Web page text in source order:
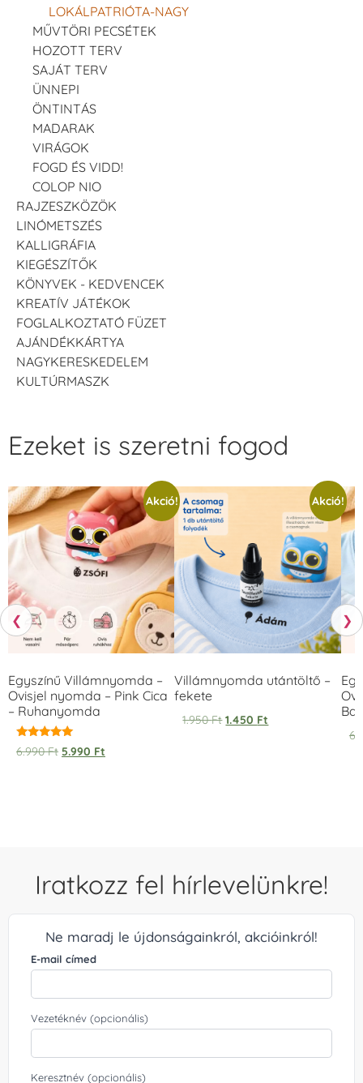
LOKÁLPATRIÓTA-NAGY
MŰVTÖRI PECSÉTEK
HOZOTT TERV
SAJÁT TERV
ÜNNEPI
ÖNTINTÁS
MADARAK
VIRÁGOK
FOGD ÉS VIDD!
COLOP NIO
RAJZESZKÖZÖK
LINÓMETSZÉS
KALLIGRÁFIA
KIEGÉSZÍTŐK
KÖNYVEK - KEDVENCEK
KREATÍV JÁTÉKOK
FOGLALKOZTATÓ FÜZET
AJÁNDÉKKÁRTYA
NAGYKERESKEDELEM
KULTÚRMASZK
❮
Ezeket is szeretni fogod
Akció!
Egyszínű Villámnyomda –
Ovisjel nyomda – Pink Cica
– Ruhanyomda
Értékelés:
5.00
6.990Ft 5.990 Ft
Akció!
Villámnyomda utántöltő –
fekete
1.950Ft 1.450 Ft
❯
Iratkozz fel hírlevelünkre!
Ne maradj le újdonságainkról, akcióinkról!
E-mail címed
Vezetéknév (opcionális)
Keresztnév (opcionális)